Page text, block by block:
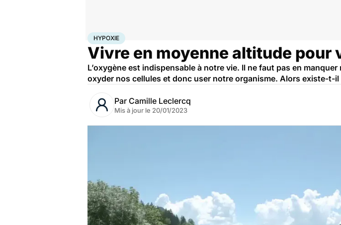
AccueilSantéMaladies
HYPOXIE
Vivre en moyenne altitude pour
L’oxygène est indispensable à notre vie. Il ne faut pas en
oxyder nos cellules et donc user notre organisme. Alors existe-t-il
Par Camille Leclercq
Mis à jour le 20/01/2023